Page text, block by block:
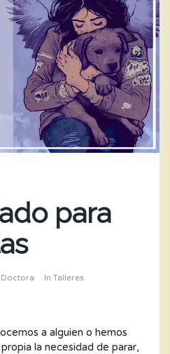
para
Doctora In Talleres
a alguien o hemos
la necesidad de parar,